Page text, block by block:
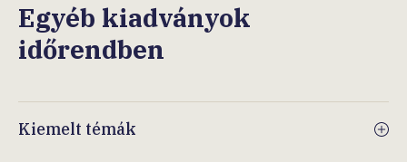
Egyéb kiadványok
időrendben
Kiemelt témák